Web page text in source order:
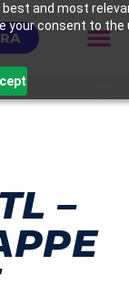
best and most
your consent to the
–